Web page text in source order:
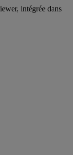
intégrée dans